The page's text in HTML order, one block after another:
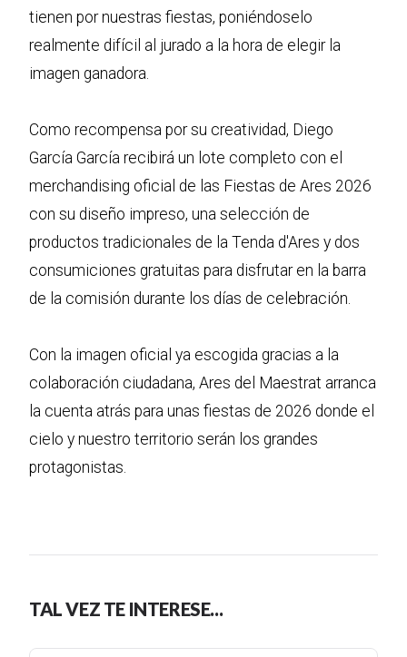
tienen por nuestras fiestas, poniéndoselo
realmente difícil al jurado a la hora de elegir la
imagen ganadora.
Como recompensa por su creatividad, Diego
García García recibirá un lote completo con el
merchandising oficial de las Fiestas de Ares 2026
con su diseño impreso, una selección de
productos tradicionales de la Tenda d'Ares y dos
consumiciones gratuitas para disfrutar en la barra
de la comisión durante los días de celebración.
Con la imagen oficial ya escogida gracias a la
colaboración ciudadana, Ares del Maestrat arranca
la cuenta atrás para unas fiestas de 2026 donde el
cielo y nuestro territorio serán los grandes
protagonistas.
TAL VEZ TE INTERESE...